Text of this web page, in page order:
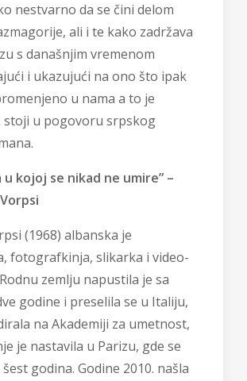
nestvarno da se čini delom
ali i te kako zadržava
s današnjim vremenom
i ukazujući na ono što ipak
u nama a to je
stoji u pogovoru srpskog
u kojoj se nikad ne umire” –
(1968) albanska je
fotografkinja, slikarka i video-
zemlju napustila je sa
godine i preselila se u Italiju,
na Akademiji za umetnost,
je nastavila u Parizu, gde se
godina. Godine 2010. našla